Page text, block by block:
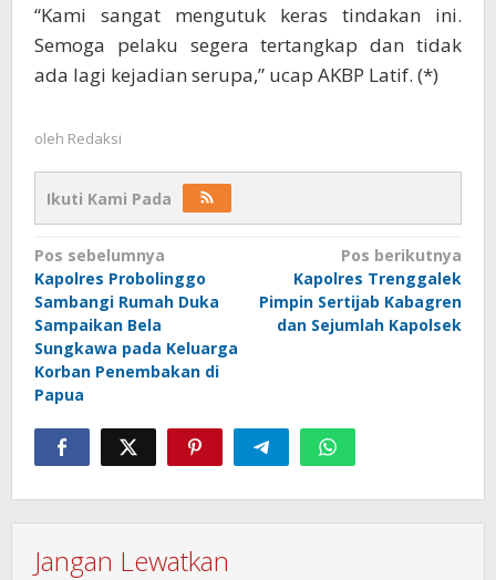
“Kami sangat mengutuk keras tindakan ini.
Semoga pelaku segera tertangkap dan tidak
ada lagi kejadian serupa,” ucap AKBP Latif. (*)
oleh Redaksi
Ikuti Kami Pada
Navigasi
pos
Pos sebelumnya
Kapolres Probolinggo
Sambangi Rumah Duka
Sampaikan Bela
Sungkawa pada Keluarga
Korban Penembakan di
Papua
Pos berikutnya
Kapolres Trenggalek
Pimpin Sertijab Kabagren
dan Sejumlah Kapolsek
Jangan Lewatkan